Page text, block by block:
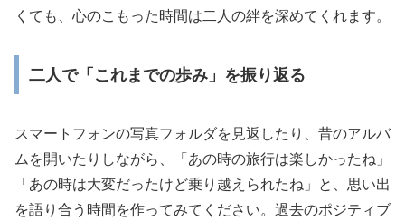
くても、心のこもった時間は二人の絆を深めてくれます。
二人で「これまでの歩み」を振り返る
スマートフォンの写真フォルダを見返したり、昔のアルバ
ムを開いたりしながら、「あの時の旅行は楽しかったね」
「あの時は大変だったけど乗り越えられたね」と、思い出
を語り合う時間を作ってみてください。過去のポジティブ